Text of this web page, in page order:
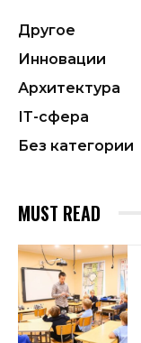
Другое
Инновации
Архитектура
ІТ-сфера
Без категории
MUST READ